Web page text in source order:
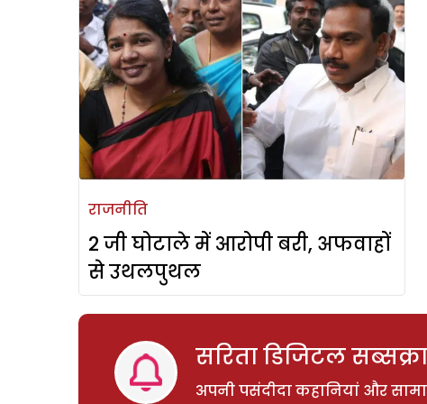
राजनीति
2 जी घोटाले में आरोपी बरी, अफवाहों
से उथलपुथल
सरिता डिजिटल
अपनी पसंदीदा कहानियां और